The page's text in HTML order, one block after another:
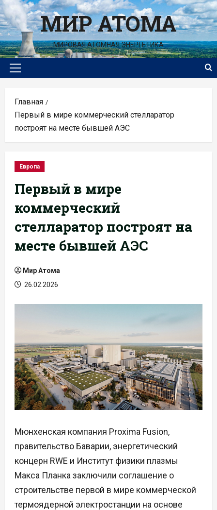
Перейти
к
содержимомуМИР АТОМА
МИРОВАЯ АТОМНАЯ ЭНЕРГЕТИКА
Основное
Главная
Первый в мире коммерческий стелларатор
построят на месте бывшей АЭС
Европа
Первый в мире
коммерческий
стелларатор построят на
месте бывшей АЭС
Мир Атома
26.02.2026
Мюнхенская компания Proxima Fusion,
правительство Баварии, энергетический
концерн RWE и Институт физики плазмы
Макса Планка заключили соглашение о
строительстве первой в мире коммерческой
термоядерной электростанции на основе